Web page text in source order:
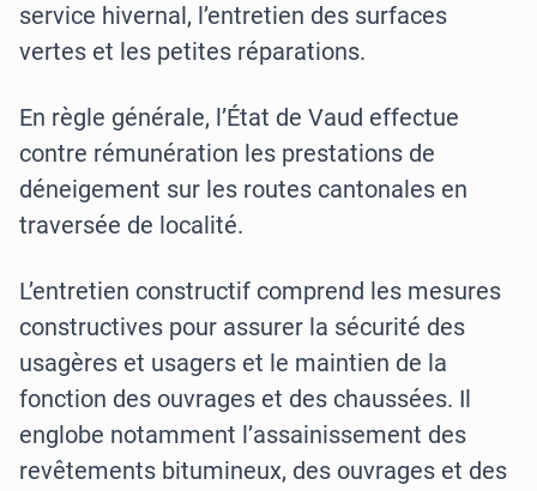
service hivernal, l’entretien des surfaces
vertes et les petites réparations.
En règle générale, l’État de Vaud effectue
contre rémunération les prestations de
déneigement sur les routes cantonales en
traversée de localité.
L’entretien constructif comprend les mesures
constructives pour assurer la sécurité des
usagères et usagers et le maintien de la
fonction des ouvrages et des chaussées. Il
englobe notamment l’assainissement des
revêtements bitumineux, des ouvrages et des